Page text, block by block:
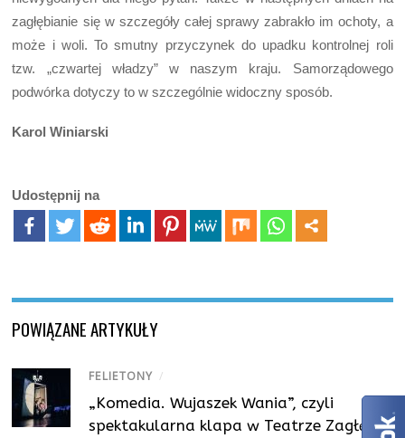
zagłębianie się w szczegóły całej sprawy zabrakło im ochoty, a
może i woli. To smutny przyczynek do upadku kontrolnej roli
tzw. „czwartej władzy” w naszym kraju. Samorządowego
podwórka dotyczy to w szczególnie widoczny sposób.
Karol Winiarski
Udostępnij na
POWIĄZANE ARTYKUŁY
FELIETONY /
„Komedia. Wujaszek Wania”, czyli
spektakularna klapa w Teatrze Zagłębia